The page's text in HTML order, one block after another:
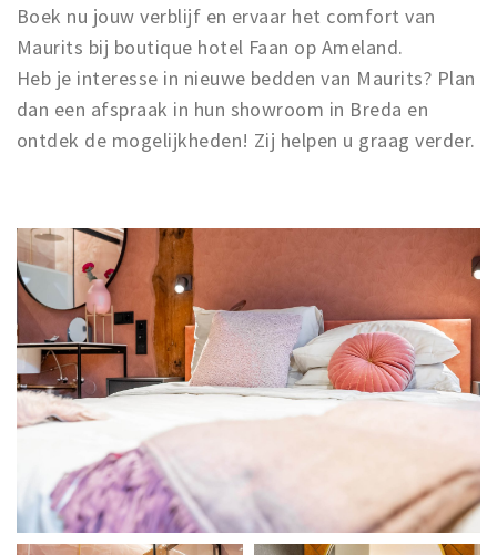
Boek nu jouw verblijf en ervaar het comfort van
Maurits bij boutique hotel Faan op Ameland.
Heb je interesse in nieuwe bedden van Maurits? Plan
dan een afspraak in hun showroom in Breda en
ontdek de mogelijkheden! Zij helpen u graag verder.